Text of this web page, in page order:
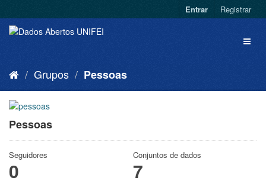
Entrar Registrar
Grupos Pessoas
Pessoas
Seguidores
0
Conjuntos de dados
7